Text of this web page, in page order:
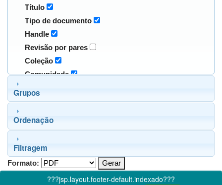
Título
Tipo de documento
Handle
Revisão por pares
Coleção
Comunidade
Grupos
Ordenação
Filtragem
Formato:
???jsp.layout.footer-default.indexado???